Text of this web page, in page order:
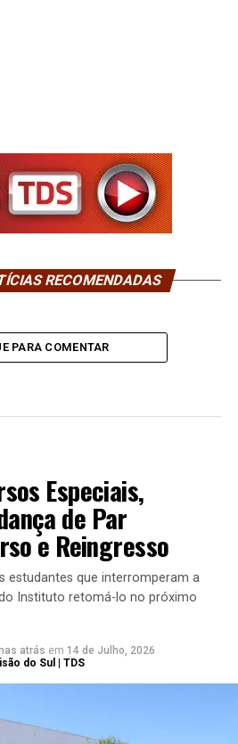
RECOMENDADAS
PARA COMENTAR
Especiais,
de Par
e Reingresso
estudantes que interromperam a
Instituto retomá-lo no próximo
atrás em 14 de Julho, 2026
do Sul | TDS